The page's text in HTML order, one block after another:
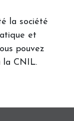
la société
et
pouvez
la CNIL.